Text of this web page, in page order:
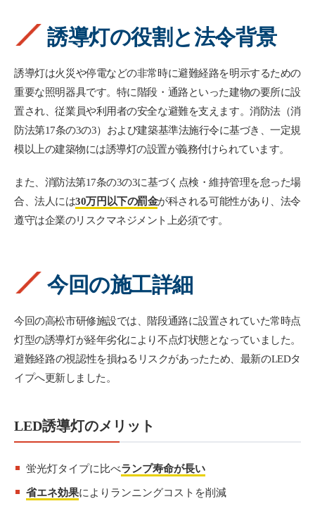
誘導灯の役割と法令背景
誘導灯は火災や停電などの非常時に避難経路を明示するための
重要な照明器具です。特に階段・通路といった建物の要所に設
置され、従業員や利用者の安全な避難を支えます。消防法（消
防法第17条の3の3）および建築基準法施行令に基づき、一定規
模以上の建築物には誘導灯の設置が義務付けられています。
また、消防法第17条の3の3に基づく点検・維持管理を怠った場
合、法人には30万円以下の罰金が科される可能性があり、法令
遵守は企業のリスクマネジメント上必須です。
今回の施工詳細
今回の高松市研修施設では、階段通路に設置されていた常時点
灯型の誘導灯が経年劣化により不点灯状態となっていました。
避難経路の視認性を損ねるリスクがあったため、最新のLEDタ
イプへ更新しました。
LED誘導灯のメリット
蛍光灯タイプに比べランプ寿命が長い
省エネ効果によりランニングコストを削減